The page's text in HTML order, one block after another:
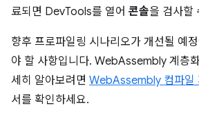
료되면 DevTools를 열어 콘솔을 검사할
향후 프로파일링 시나리오가 개선될 예
야 할 사항입니다. WebAssembly 계층
세히 알아보려면 WebAssembly 컴파일
서를 확인하세요.